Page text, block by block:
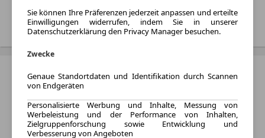
Treffer anzeigen
Mercedes-Benz EQT
Elektro
Monatliche Rate:
Sie können Ihre Präferenzen jederzeit anpassen und erteilte
Einwilligungen widerrufen, indem Sie in unserer
Datenschutzerklärung den Privacy Manager besuchen.
Zwecke
Genaue Standortdaten und Identifikation durch Scannen
von Endgeräten
Personalisierte Werbung und Inhalte, Messung von
Werbeleistung und der Performance von Inhalten,
Zielgruppenforschung sowie Entwicklung und
Verbesserung von Angeboten